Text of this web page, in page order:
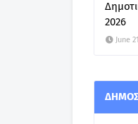
2026
June